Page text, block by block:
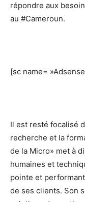
répondre aux
au #Cameroun.
[sc name=
Il est resté focalisé
recherche et la
de la Micro» met à
humaines et
pointe et
de ses clients. Son